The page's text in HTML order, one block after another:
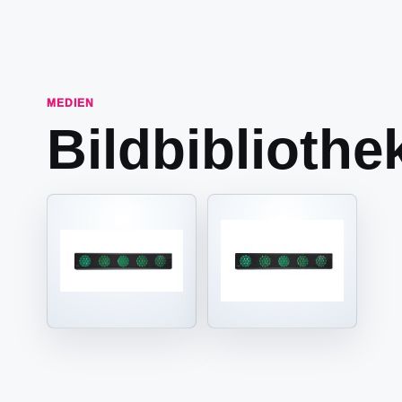
MEDIEN